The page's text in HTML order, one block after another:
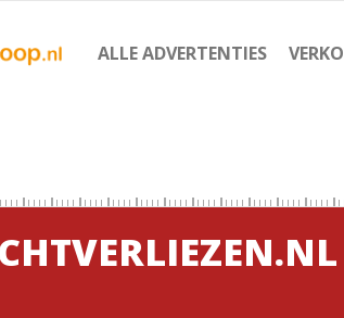
ALLE ADVERTENTIES